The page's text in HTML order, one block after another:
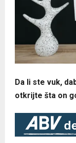
Da li ste vuk,
otkrijte šta on